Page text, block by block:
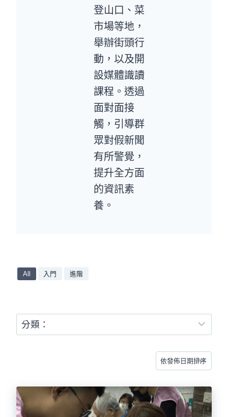
登山口、菜
市場等地，
舉辦街頭行
動，以及開
設媒體識讀
課程。透過
面對面接
觸，引導群
眾對假新聞
有所警覺，
提升全方面
的資訊素
養。
All 入門 進階